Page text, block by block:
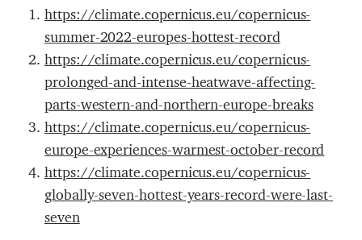
https://climate.copernicus.eu/copernicus-
summer-2022-europes-hottest-record
https://climate.copernicus.eu/copernicus-
prolonged-and-intense-heatwave-affecting-
parts-western-and-northern-europe-breaks
https://climate.copernicus.eu/copernicus-
europe-experiences-warmest-october-record
https://climate.copernicus.eu/copernicus-
globally-seven-hottest-years-record-were-last-
seven